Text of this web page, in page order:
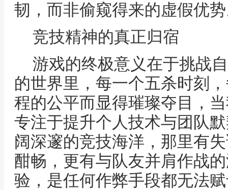
韧，而非偷窥得来的虚假优
竞技精神的真正归宿
游戏的终极意义在于挑战
的世界里，每一个五杀时刻
程的公平而显得璀璨夺目，
专注于提升个人技术与团队
阔深邃的竞技海洋，那里有
酣畅，更有与队友并肩作战
验，是任何作弊手段都无法